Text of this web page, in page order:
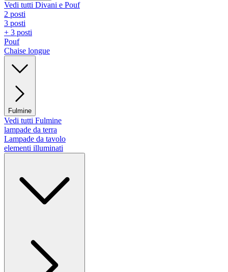
Vedi tutti Divani e Pouf
2 posti
3 posti
+ 3 posti
Pouf
Chaise longue
Fulmine
Vedi tutti Fulmine
lampade da terra
Lampade da tavolo
elementi illuminati